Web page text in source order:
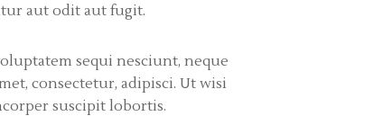
aut odit aut fugit.
sequi nesciunt, neque
consectetur, adipisci. Ut wisi
suscipit lobortis.